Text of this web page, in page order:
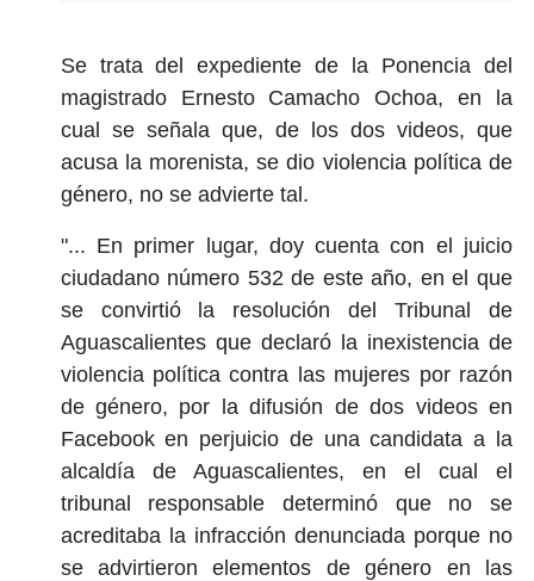
Se trata del expediente de la Ponencia del
magistrado Ernesto Camacho Ochoa, en la
cual se señala que, de los dos videos, que
acusa la morenista, se dio violencia política de
género, no se advierte tal.
"... En primer lugar, doy cuenta con el juicio
ciudadano número 532 de este año, en el que
se convirtió la resolución del Tribunal de
Aguascalientes que declaró la inexistencia de
violencia política contra las mujeres por razón
de género, por la difusión de dos videos en
Facebook en perjuicio de una candidata a la
alcaldía de Aguascalientes, en el cual el
tribunal responsable determinó que no se
acreditaba la infracción denunciada porque no
se advirtieron elementos de género en las